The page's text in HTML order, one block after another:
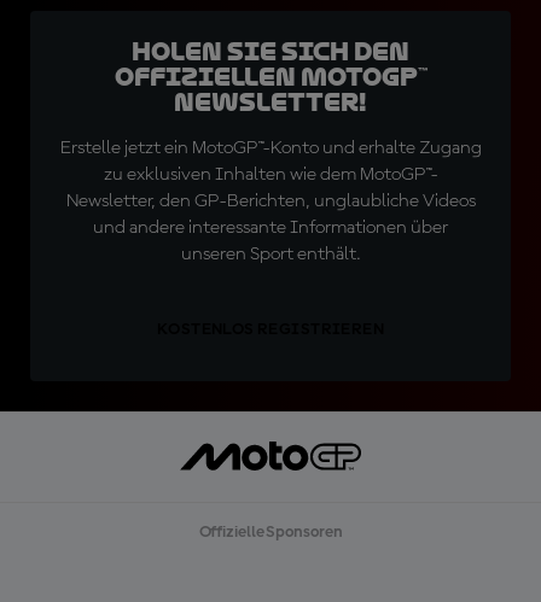
Holen Sie sich den
offiziellen MotoGP™
Newsletter!
Erstelle jetzt ein MotoGP™-Konto und erhalte Zugang
zu exklusiven Inhalten wie dem MotoGP™-
Newsletter, den GP-Berichten, unglaubliche Videos
und andere interessante Informationen über
unseren Sport enthält.
Offizielle Sponsoren